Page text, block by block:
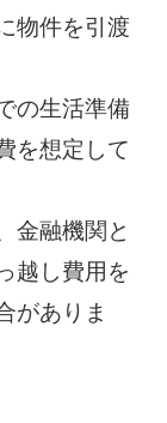
物件を引渡
の生活準備
を想定して
金融機関と
越し費用を
がありま